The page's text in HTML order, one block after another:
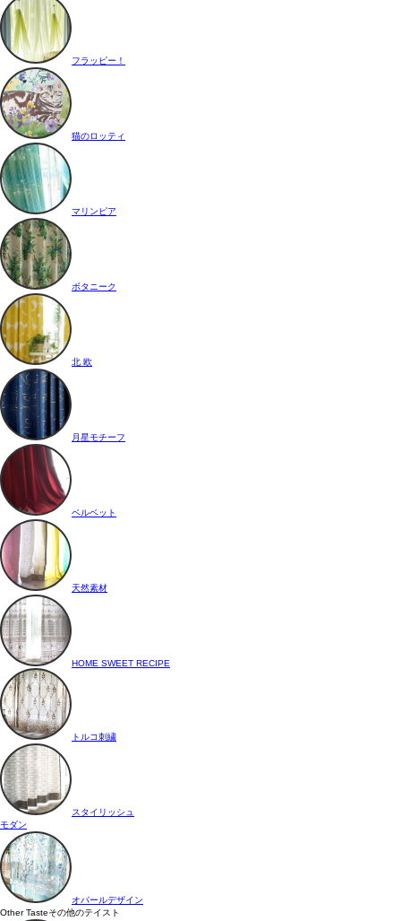
フラッピー！
猫のロッティ
マリンピア
ボタニーク
北 欧
月星モチーフ
ベルベット
天然素材
HOME SWEET RECIPE
トルコ刺繍
スタイリッシュ
モダン
オパールデザイン
Other Tasteその他のテイスト